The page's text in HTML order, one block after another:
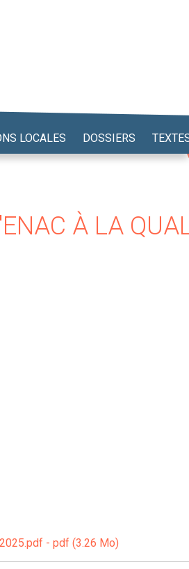
LOCALES DOSSIERS
À LA
- pdf (3.26 Mo)